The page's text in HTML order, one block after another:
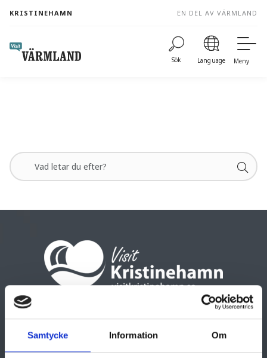
Samtycke Information Om
content
KRISTINEHAMN EN DEL AV VÄRMLAND
Sök Language Meny
Tel: +46 (0)550 881 87
turist@kristinehamn.se